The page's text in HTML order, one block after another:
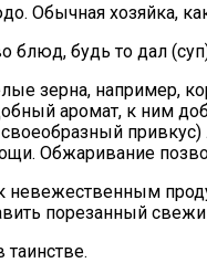
Обычная хозяйка,
блюд, будь то дал
зерна, например,
аромат, к
Обжаривание
к невежественным
порезанный